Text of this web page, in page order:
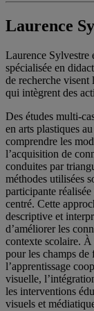
Laurence
Laurence Sylvestre
spécialisée en
de recherche visent
qui intègrent des
Des études multi-
en arts plastiques
comprendre les
l’acquisition de
conduites par
méthodes utilisées
participante
centré. Cette
descriptive et
d’améliorer les
contexte scolaire.
pour les champs de
l’apprentissage
visuelle,
les interventions
visuels et